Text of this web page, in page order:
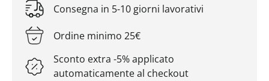
Consegna in 5-10 giorni lavorativi
Ordine minimo 25€
Sconto extra -5% applicato
automaticamente al checkout